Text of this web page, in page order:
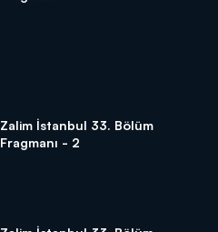
Zalim İstanbul 33. Bölüm
Fragmanı - 2